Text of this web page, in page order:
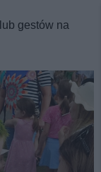
gestów na